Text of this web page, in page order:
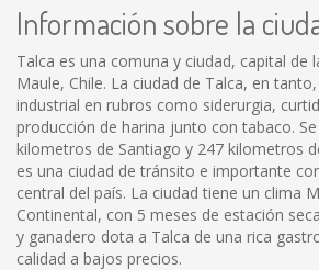
Información sobre la
Talca es una comuna y ciudad, capital de
Maule, Chile. La ciudad de Talca, en
industrial en rubros como siderurgia,
producción de harina junto con tabaco.
kilometros de Santiago y 247 kilometros
es una ciudad de tránsito e importante
central del país. La ciudad tiene un clima
Continental, con 5 meses de estación
y ganadero dota a Talca de una rica
calidad a bajos precios.